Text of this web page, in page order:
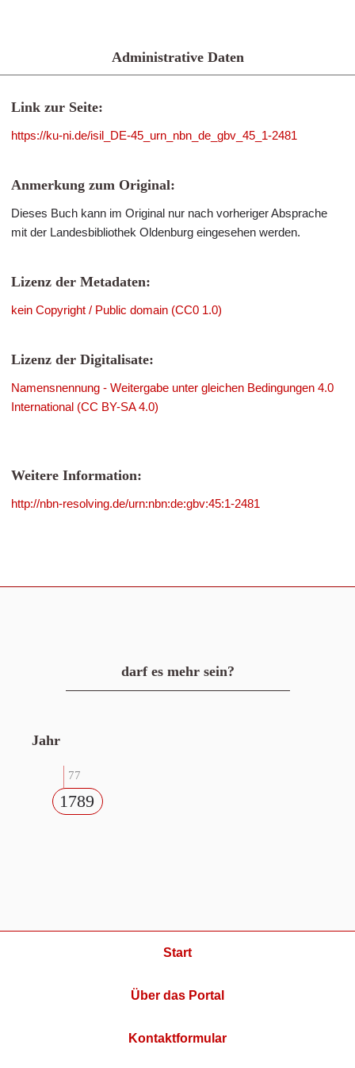
Administrative Daten
Link zur Seite:
https://ku-ni.de/isil_DE-45_urn_nbn_de_gbv_45_1-2481
Anmerkung zum Original:
Dieses Buch kann im Original nur nach vorheriger Absprache
mit der Landesbibliothek Oldenburg eingesehen werden.
Lizenz der Metadaten:
kein Copyright / Public domain (CC0 1.0)
Lizenz der Digitalisate:
Namensnennung - Weitergabe unter gleichen Bedingungen 4.0
International (CC BY-SA 4.0)
Weitere Information:
http://nbn-resolving.de/urn:nbn:de:gbv:45:1-2481
darf es mehr sein?
Jahr
77
1789
Start
Über das Portal
Kontaktformular